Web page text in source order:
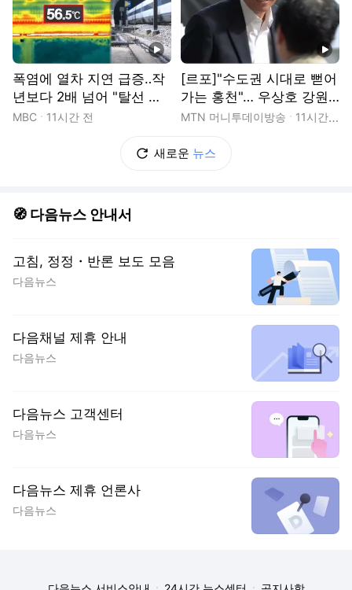
폭염에 열차 지연 급증‥작
년보다 2배 넘어 "탈선 위
험 막으려"
MBC 11시간 전
[르포]"수도권 시대로 뻗어
가는 홍천"… 우상호 강원
지사 "홍천 발전이 강원 경
MTN 머니투데이방송 11시간 전
새로운 뉴스
🧭 다음뉴스 안내서
고침, 정정・반론 보도 모음
다음뉴스
다음채널 제휴 안내
다음뉴스
다음뉴스 고객센터
다음뉴스
다음뉴스 제휴 언론사
다음뉴스